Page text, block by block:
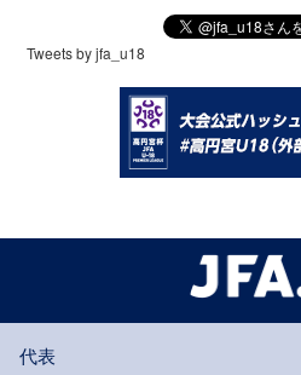
Tweets by jfa_u18
代表